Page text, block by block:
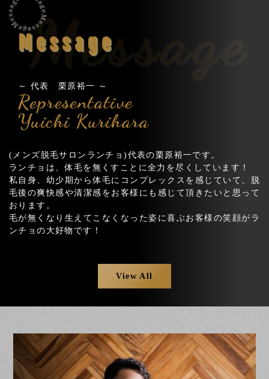
Message
Message
～ 代表 栗原裕一 ～
Representative
Yuichi Kurihara
(メンズ脱毛サロンランチョ)代表の栗原裕一です。
ランチョは、体毛を無くすことに全力を尽くしています！
私自身、幼少期から体毛にコンプレックスを感じていて、脱
毛後の爽快感や清潔感をお客様にも感じて頂きたいと思って
おります。
毛が無くなり生えてこなくなった姿に喜ぶお客様の笑顔がラ
ンチョの大好物です！
View All